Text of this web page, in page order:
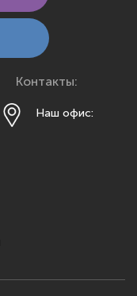
Контакты:
Наш офис: